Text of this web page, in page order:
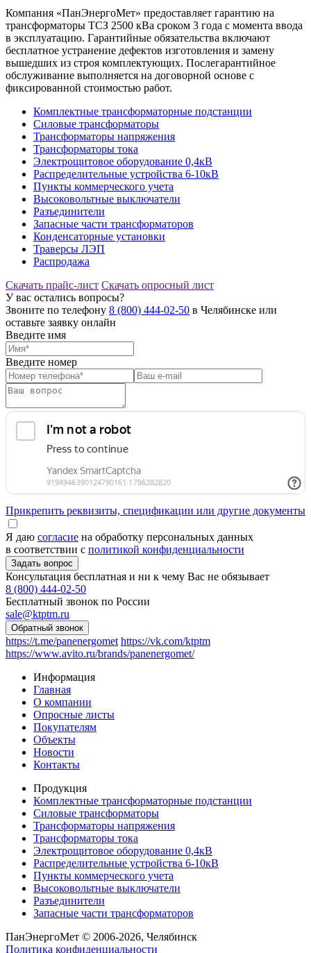
Компания «ПанЭнергоМет» предоставляет гарантию на
трансформаторы ТСЗ 2500 кВа сроком 3 года с момента ввода
в эксплуатацию. Гарантийные обязательства включают
бесплатное устранение дефектов изготовления и замену
вышедших из строя комплектующих. Послегарантийное
обслуживание выполняется на договорной основе с
фиксированной стоимостью работ.
Комплектные трансформаторные подстанции
Силовые трансформаторы
Трансформаторы напряжения
Трансформаторы тока
Электрощитовое оборудование 0,4кВ
Распределительные устройства 6-10кВ
Пункты коммерческого учета
Высоковольтные выключатели
Разъединители
Запасные части трансформаторов
Конденсаторные установки
Траверсы ЛЭП
Распродажа
Скачать прайс-лист Скачать опросный лист
У вас остались вопросы?
Звоните по телефону 8 (800) 444-02-50 в Челябинске или
оставьте заявку онлайн
Введите имя
Введите номер
Прикрепить реквизиты, спецификации или другие документы
Я даю согласие на обработку персональных данных
в соответствии с политикой конфиденциальности
Консультация бесплатная и ни к чему Вас не обязывает
8 (800) 444-02-50
Бесплатный звонок по России
sale@ktptm.ru
https://t.me/panenergomet https://vk.com/ktptm
https://www.avito.ru/brands/panenergomet/
Информация
Главная
О компании
Опросные листы
Покупателям
Объекты
Новости
Контакты
Продукция
Комплектные трансформаторные подстанции
Силовые трансформаторы
Трансформаторы напряжения
Трансформаторы тока
Электрощитовое оборудование 0,4кВ
Распределительные устройства 6-10кВ
Пункты коммерческого учета
Высоковольтные выключатели
Разъединители
Запасные части трансформаторов
ПанЭнергоМет © 2006-2026, Челябинск
Политика конфиденциальности